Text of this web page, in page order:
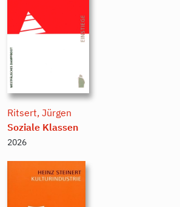
Ritsert, Jürgen
Soziale Klassen
2026